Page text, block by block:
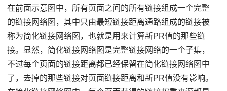
在前面示意图中，所有页面之间的所有链接组成一个完整
的链接网络图，其中只由最短链接距离通路组成的链接被
称为简化链接网络图，也就是用来计算新PR值的那些链
接。显然，简化链接网络图是完整链接网络的一个子集，
不过每个页面的链接距离都已经保留在简化链接网络图中
了，去掉的那些链接对页面链接距离和新PR值没有影响。